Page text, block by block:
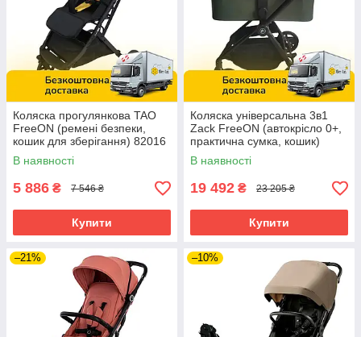
Коляска прогулянкова TAO
FreeON (ремені безпеки,
кошик для зберігання) 82016
Жовтий
В наявності
5 886 ₴ 7 546 ₴
Купити
Коляска універсальна 3в1
Zack FreeON (автокрісло 0+,
практична сумка, кошик)
81972 Оливкова
В наявності
19 492 ₴ 23 205 ₴
Купити
–21% –10%